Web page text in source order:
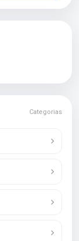
Categorias